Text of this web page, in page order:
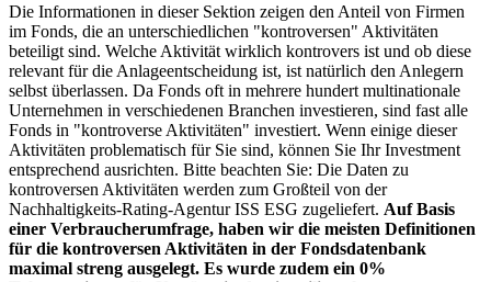
Die Informationen in dieser Sektion zeigen den Anteil von Firmen
im Fonds, die an unterschiedlichen "kontroversen" Aktivitäten
beteiligt sind. Welche Aktivität wirklich kontrovers ist und ob diese
relevant für die Anlageentscheidung ist, ist natürlich den Anlegern
selbst überlassen. Da Fonds oft in mehrere hundert multinationale
Unternehmen in verschiedenen Branchen investieren, sind fast alle
Fonds in "kontroverse Aktivitäten" investiert. Wenn einige dieser
Aktivitäten problematisch für Sie sind, können Sie Ihr Investment
entsprechend ausrichten. Bitte beachten Sie: Die Daten zu
kontroversen Aktivitäten werden zum Großteil von der
Nachhaltigkeits-Rating-Agentur ISS ESG zugeliefert. Auf Basis
einer Verbraucherumfrage, haben wir die meisten Definitionen
für die kontroversen Aktivitäten in der Fondsdatenbank
maximal streng ausgelegt. Es wurde zudem ein 0%